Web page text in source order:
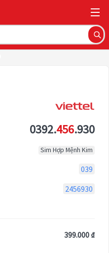
0392.456.930
Sim Hợp Mệnh Kim
039
2456930
399.000 ₫